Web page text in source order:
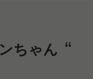
ちゃん